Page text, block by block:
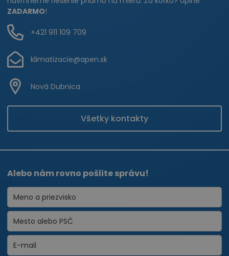
ZADARMO!
+421 911 109 709
klimatizacie@apen.sk
Nová Dubnica
Všetky kontakty
Alebo nám rovno pošlite správu!